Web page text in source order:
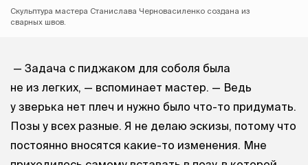
Скульптура мастера Станислава Черновасиленко создана из
сварных швов.
— Задача с пиджаком для соболя была
не из легких, — вспоминает мастер. — Ведь
у зверька нет плеч и нужно было что-то придумать.
Позы у всех разные. Я не делаю эскизы, потому что
постоянно вносятся какие-то изменения. Мне